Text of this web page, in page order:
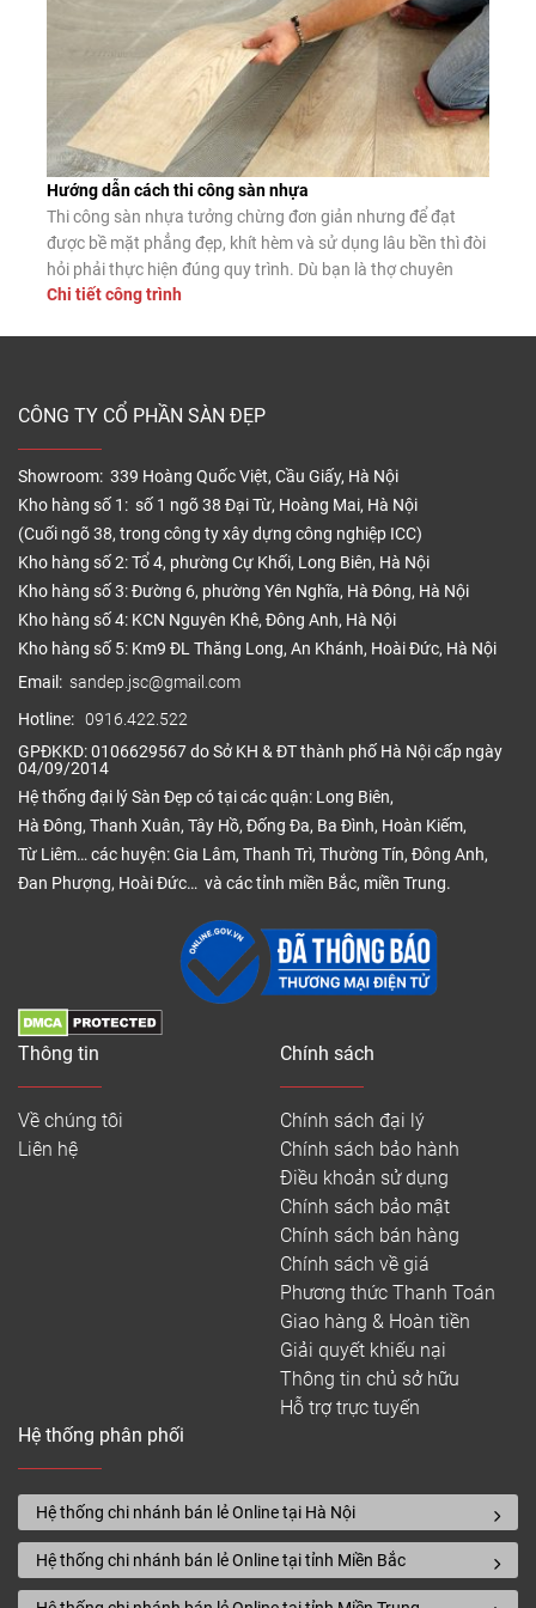
Hướng dẫn cách thi công sàn nhựa
Thi công sàn nhựa tưởng chừng đơn giản nhưng để đạt
được bề mặt phẳng đẹp, khít hèm và sử dụng lâu bền thì đòi
hỏi phải thực hiện đúng quy trình. Dù bạn là thợ chuyên
nghiệp hay tự lát tại nhà, nắm vững các bước lắp đặt chuẩn
Chi tiết công trình
CÔNG TY CỔ PHẦN SÀN ĐẸP
Showroom: 339 Hoàng Quốc Việt, Cầu Giấy, Hà Nội
Kho hàng số 1: số 1 ngõ 38 Đại Từ, Hoàng Mai, Hà Nội
(Cuối ngõ 38, trong công ty xây dựng công nghiệp ICC)
Kho hàng số 2: Tổ 4, phường Cự Khối, Long Biên, Hà Nội
Kho hàng số 3: Đường 6, phường Yên Nghĩa, Hà Đông, Hà Nội
Kho hàng số 4: KCN Nguyên Khê, Đông Anh, Hà Nội
Kho hàng số 5: Km9 ĐL Thăng Long, An Khánh, Hoài Đức, Hà Nội
Email: sandep.jsc@gmail.com
Hotline: 0916.422.522
GPĐKKD: 0106629567 do Sở KH & ĐT thành phố Hà Nội cấp ngày
04/09/2014
Hệ thống đại lý Sàn Đẹp có tại các quận: Long Biên,
Hà Đông, Thanh Xuân, Tây Hồ, Đống Đa, Ba Đình, Hoàn Kiếm,
Từ Liêm… các huyện: Gia Lâm, Thanh Trì, Thường Tín, Đông Anh,
Đan Phượng, Hoài Đức… và các tỉnh miền Bắc, miền Trung.
Thông tin
Về chúng tôi
Liên hệ
Chính sách
Chính sách đại lý
Chính sách bảo hành
Điều khoản sử dụng
Chính sách bảo mật
Chính sách bán hàng
Chính sách về giá
Phương thức Thanh Toán
Giao hàng & Hoàn tiền
Giải quyết khiếu nại
Thông tin chủ sở hữu
Hỗ trợ trực tuyến
Hệ thống phân phối
Hệ thống chi nhánh bán lẻ Online tại Hà Nội
Hệ thống chi nhánh bán lẻ Online tại tỉnh Miền Bắc